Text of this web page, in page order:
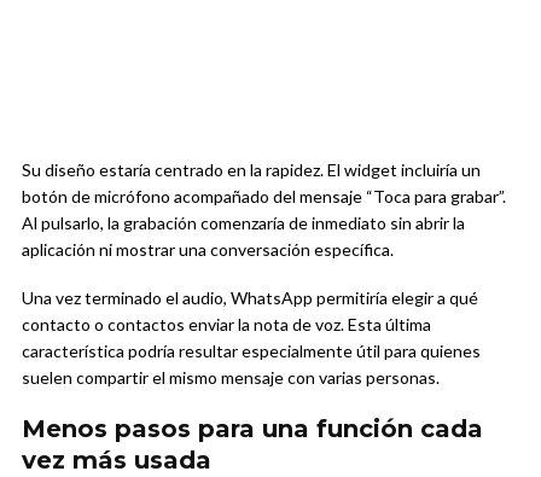
Su diseño estaría centrado en la rapidez. El widget incluiría un
botón de micrófono acompañado del mensaje “Toca para grabar”.
Al pulsarlo, la grabación comenzaría de inmediato sin abrir la
aplicación ni mostrar una conversación específica.
Una vez terminado el audio, WhatsApp permitiría elegir a qué
contacto o contactos enviar la nota de voz. Esta última
característica podría resultar especialmente útil para quienes
suelen compartir el mismo mensaje con varias personas.
Menos pasos para una función cada
vez más usada